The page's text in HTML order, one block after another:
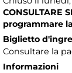
CONSULTARE
programmare
Biglietto
Consultare la
Informazioni